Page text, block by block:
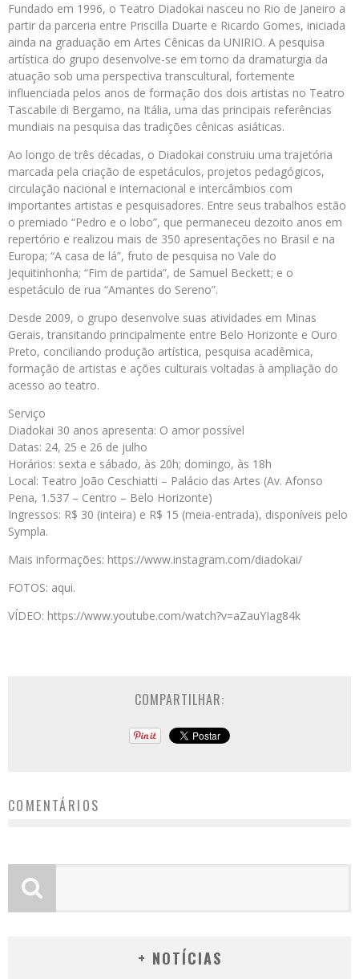
Fundado em 1996, o Teatro Diadokai nasceu no Rio de Janeiro a
partir da parceria entre Priscilla Duarte e Ricardo Gomes, iniciada
ainda na graduação em Artes Cênicas da UNIRIO. A pesquisa
artística do grupo desenvolve-se em torno da dramaturgia da
atuação sob uma perspectiva transcultural, fortemente
influenciada pelos anos de formação dos dois artistas no Teatro
Tascabile di Bergamo, na Itália, uma das principais referências
mundiais na pesquisa das tradições cênicas asiáticas.
Ao longo de três décadas, o Diadokai construiu uma trajetória
marcada pela criação de espetáculos, projetos pedagógicos,
circulação nacional e internacional e intercâmbios com
importantes artistas e pesquisadores. Entre seus trabalhos estão
o premiado “Pedro e o lobo”, que permaneceu dezoito anos em
repertório e realizou mais de 350 apresentações no Brasil e na
Europa; “A casa de lá”, fruto de pesquisa no Vale do
Jequitinhonha; “Fim de partida”, de Samuel Beckett; e o
espetáculo de rua “Amantes do Sereno”.
Desde 2009, o grupo desenvolve suas atividades em Minas
Gerais, transitando principalmente entre Belo Horizonte e Ouro
Preto, conciliando produção artística, pesquisa acadêmica,
formação de artistas e ações culturais voltadas à ampliação do
acesso ao teatro.
Serviço
Diadokai 30 anos apresenta: O amor possível
Datas: 24, 25 e 26 de julho
Horários: sexta e sábado, às 20h; domingo, às 18h
Local: Teatro João Ceschiatti – Palácio das Artes (Av. Afonso
Pena, 1.537 – Centro – Belo Horizonte)
Ingressos: R$ 30 (inteira) e R$ 15 (meia-entrada), disponíveis pelo
Sympla.
Mais informações: https://www.instagram.com/diadokai/
FOTOS: aqui.
VÍDEO: https://www.youtube.com/watch?v=aZauYIag84k
COMPARTILHAR:
COMENTÁRIOS
+ NOTÍCIAS